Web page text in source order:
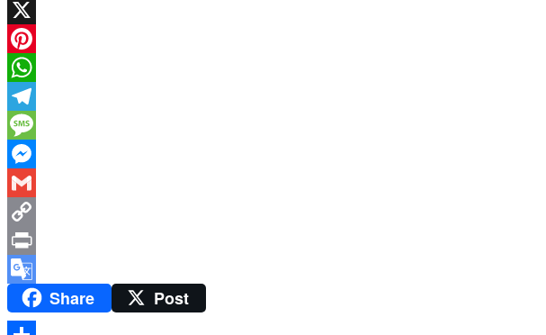
LinkedIn
X
Pinterest
WhatsApp
Telegram
Message
Messenger
Gmail
Copy
Link
Print
Google
Translate
Share Post